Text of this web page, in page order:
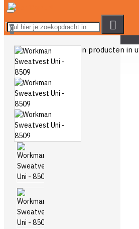
0
U heeft nog geen producten in